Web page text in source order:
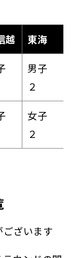
越 東海
男子
２
女子
２
ざいます